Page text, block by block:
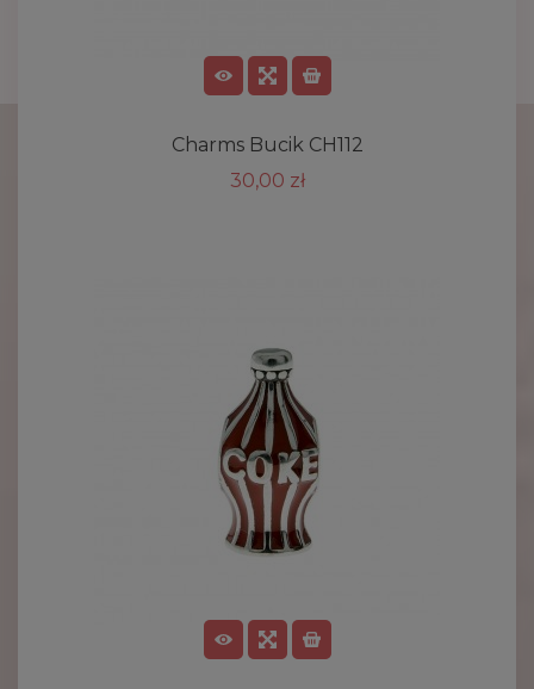
Charms Bucik CH112
30,00 zł